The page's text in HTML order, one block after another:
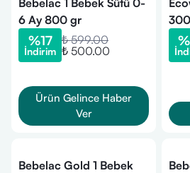
Bebelac 1 Bebek Sütü 0-
6 Ay 800 gr
%17
İndirim
₺ 599.00
₺ 500.00
Ürün Gelince Haber
Ver
%
Bebelac Gold 1 Bebek